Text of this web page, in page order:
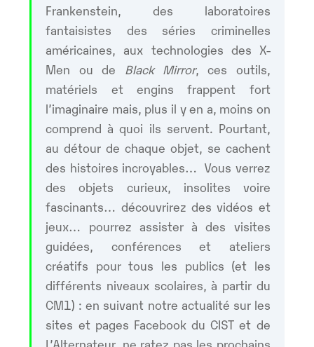
Frankenstein, des laboratoires
fantaisistes des séries criminelles
américaines, aux technologies des X-
Men ou de Black Mirror, ces outils,
matériels et engins frappent fort
l’imaginaire mais, plus il y en a, moins on
comprend à quoi ils servent. Pourtant,
au détour de chaque objet, se cachent
des histoires incroyables… Vous verrez
des objets curieux, insolites voire
fascinants… découvrirez des vidéos et
jeux… pourrez assister à des visites
guidées, conférences et ateliers
créatifs pour tous les publics (et les
différents niveaux scolaires, à partir du
CM1) : en suivant notre actualité sur les
sites et pages Facebook du CIST et de